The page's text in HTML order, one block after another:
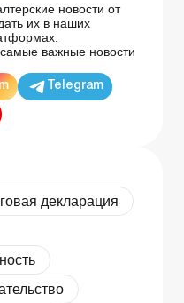
новости от
их в наших
важные новости
Telegram
декларация